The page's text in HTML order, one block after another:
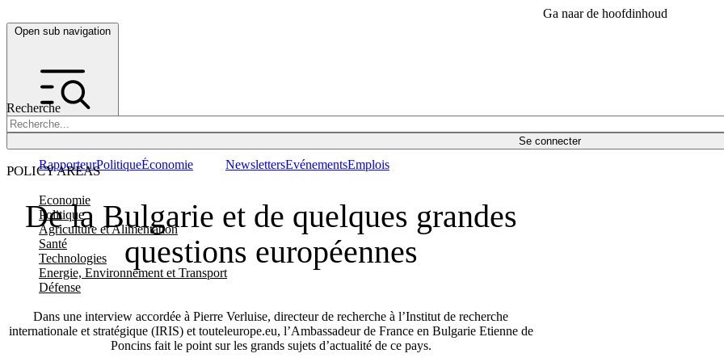
Ga naar de hoofdinhoud
Open sub navigation
Recherche
Se connecter
POLICY AREAS
Economie
Politique
Agriculture et Alimentation
Santé
Technologies
Energie, Environnement et Transport
Défense
RapporteurPolitiqueÉconomie NewslettersEvénementsEmplois
De la Bulgarie et de quelques grandes
questions européennes
Dans une interview accordée à Pierre Verluise, directeur de recherche à l’Institut de recherche
internationale et stratégique (IRIS) et touteleurope.eu, l’Ambassadeur de France en Bulgarie Etienne de
Poncins fait le point sur les grands sujets d’actualité de ce pays.